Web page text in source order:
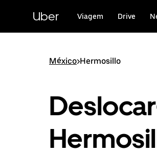
conteúdo
Uber Viagem Drive
México>Hermosillo